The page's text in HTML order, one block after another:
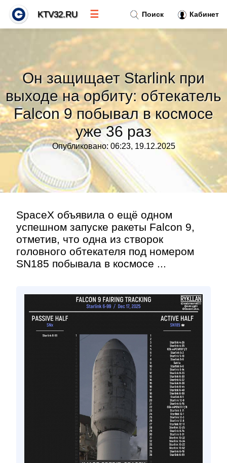
Он защищает Starlink при
выходе на орбиту: обтекатель
Falcon 9 побывал в космосе
уже 36 раз
Опубликовано: 06:23, 19.12.2025
SpaceX объявила о ещё одном
успешном запуске ракеты Falcon 9,
отметив, что одна из створок
головного обтекателя под номером
SN185 побывала в космосе ...
Поиск Кабинет
KTV32.RU ☰
Тренды новостей
Рубрики»
Правила»
Контакт»